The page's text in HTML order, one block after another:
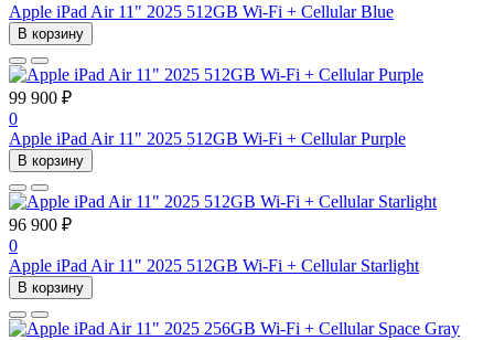
Apple iPad Air 11" 2025 512GB Wi-Fi + Cellular Blue
В корзину
99 900 ₽
0
Apple iPad Air 11" 2025 512GB Wi-Fi + Cellular Purple
В корзину
96 900 ₽
0
Apple iPad Air 11" 2025 512GB Wi-Fi + Cellular Starlight
В корзину